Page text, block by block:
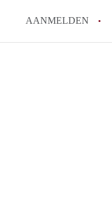
AANMELDEN